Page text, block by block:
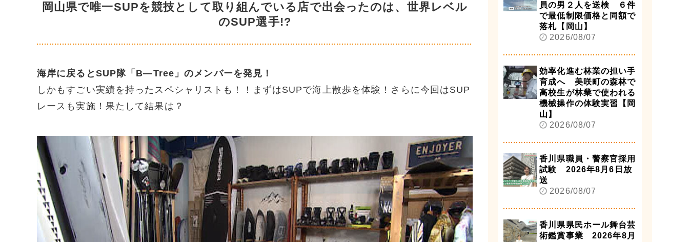
岡山県で唯一SUPを競技として取り組んでいる店で出会ったのは、世界レベル
のSUP選手!?
海岸に戻るとSUP隊「B―Tree」のメンバーを発見！
しかもすごい実績を持ったスペシャリストも！！まずはSUPで海上散歩を体験！さらに今回はSUP
レースも実施！果たして結果は？
員の男２人を送検 ６件
で最低制限価格と同額で
落札【岡山】
2026/08/07
効率化進む林業の担い手
育成へ 美咲町の森林で
高校生が林業で使われる
機械操作の体験実習【岡
山】
2026/08/07
香川県職員・警察官採用
試験 2026年8月6日放
送
2026/08/07
香川県県民ホール舞台芸
術鑑賞事業 2026年8月